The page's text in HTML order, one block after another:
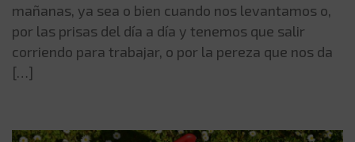
mañanas, ya sea o bien cuando nos levantamos o,
por las prisas del día a día y tenemos que salir
corriendo para trabajar, o por la pereza que nos da
[…]